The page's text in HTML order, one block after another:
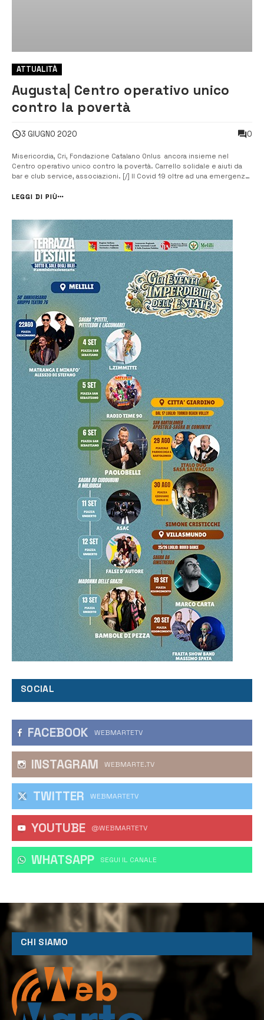
ATTUALITÀ
Augusta| Centro operativo unico
contro la povertà
3 GIUGNO 2020 0
Misericordia, Cri, Fondazione Catalano Onlus ancora insieme nel
Centro operativo unico contro la povertà. Carrello solidale e aiuti da
bar e club service, associazioni. [/] Il Covid 19 oltre ad una emergenza
perché ne ha minato la stabilità economica, in alcuni casi già precari...
LEGGI DI PIÙ
SOCIAL
FACEBOOK WEBMARTETV
INSTAGRAM WEBMARTE.TV
TWITTER WEBMARTETV
YOUTUBE @WEBMARTETV
WHATSAPP ‎SEGUI IL CANALE
CHI SIAMO